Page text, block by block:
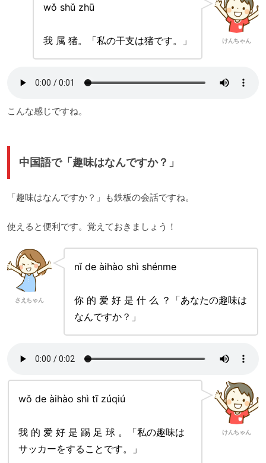
けんちゃん
wǒ shǔ zhū
我 属 猪。「私の干支は猪です。」
こんな感じですね。
中国語で「趣味はなんですか？」
「趣味はなんですか？」も鉄板の会話ですね。
使えると便利です。覚えておきましょう！
さえちゃん
nǐ de àihào shì shénme
你 的 爱 好 是 什 么 ？「あなたの趣味は
なんですか？」
けんちゃん
wǒ de àihào shì tī zúqiú
我 的 爱 好 是 踢 足 球 。「私の趣味は
サッカーをすることです。」